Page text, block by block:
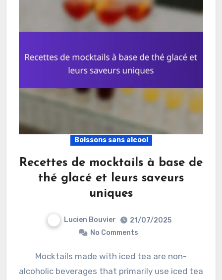
Boissons sans alcool
Recettes de mocktails à base de
thé glacé et leurs saveurs
uniques
Lucien Bouvier
21/07/2025
No Comments
Mocktails made with iced tea are non-
alcoholic beverages that primarily use iced tea